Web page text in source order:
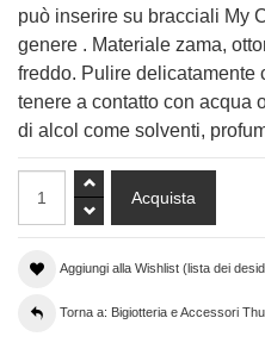
può inserire su bracciali My
genere . Materiale zama,
freddo. Pulire delicatamente
tenere a contatto con acqua
di alcol come solventi,
Aggiungi alla Wishlist (lista dei
Torna a: Bigiotteria e Accessori